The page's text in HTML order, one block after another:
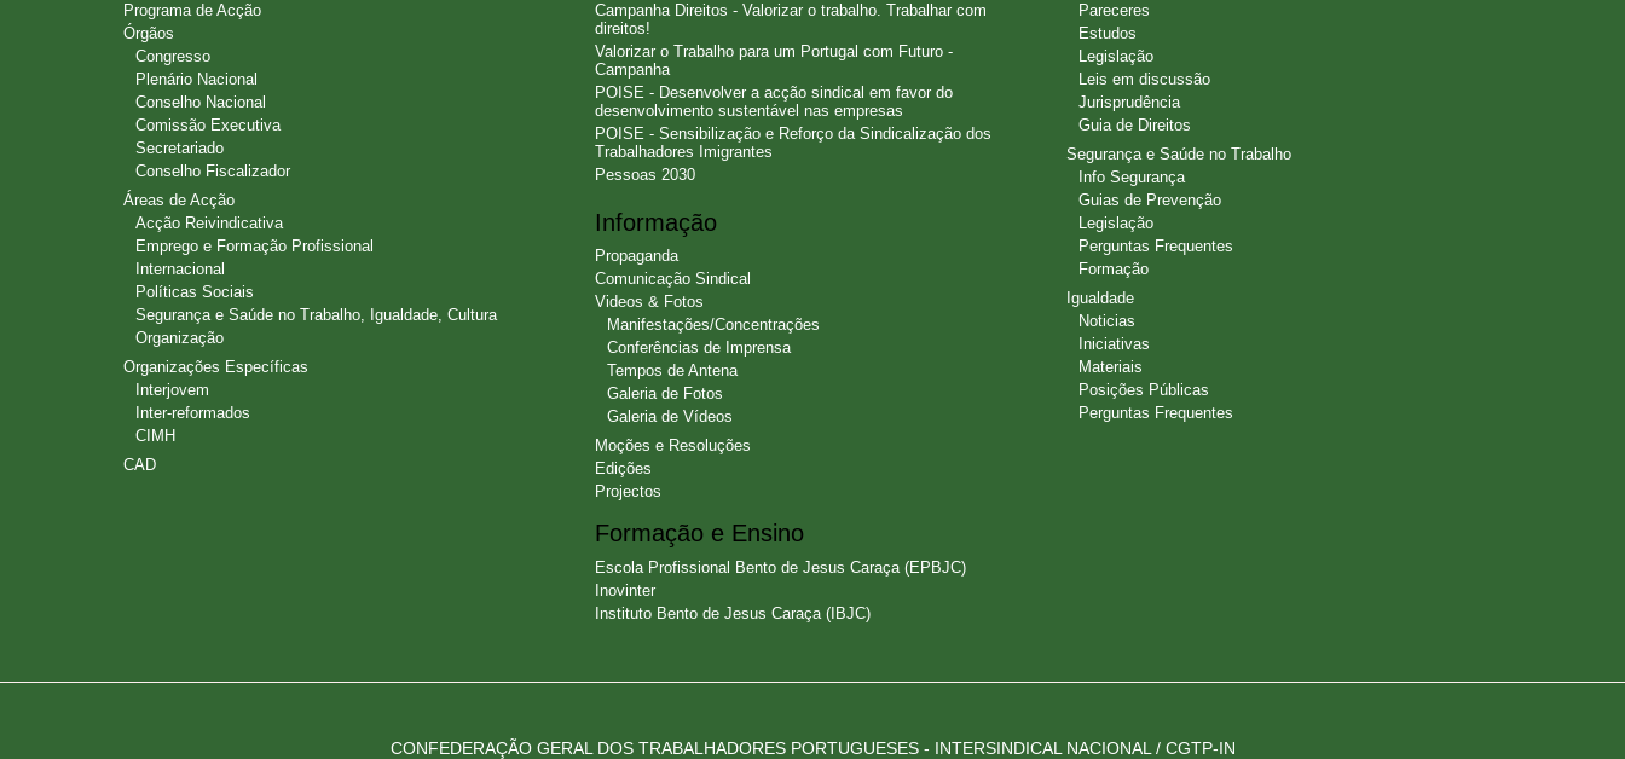
Programa de Acção
Órgãos
Congresso
Plenário Nacional
Conselho Nacional
Comissão Executiva
Secretariado
Conselho Fiscalizador
Áreas de Acção
Acção Reivindicativa
Emprego e Formação Profissional
Internacional
Políticas Sociais
Segurança e Saúde no Trabalho, Igualdade, Cultura
Organização
Organizações Específicas
Interjovem
Inter-reformados
CIMH
CAD
Campanha Direitos - Valorizar o trabalho. Trabalhar com
direitos!
Valorizar o Trabalho para um Portugal com Futuro -
Campanha
POISE - Desenvolver a acção sindical em favor do
desenvolvimento sustentável nas empresas
POISE - Sensibilização e Reforço da Sindicalização dos
Trabalhadores Imigrantes
Pessoas 2030
Informação
Propaganda
Comunicação Sindical
Videos & Fotos
Manifestações/Concentrações
Conferências de Imprensa
Tempos de Antena
Galeria de Fotos
Galeria de Vídeos
Moções e Resoluções
Edições
Projectos
Formação e Ensino
Escola Profissional Bento de Jesus Caraça (EPBJC)
Inovinter
Instituto Bento de Jesus Caraça (IBJC)
Pareceres
Estudos
Legislação
Leis em discussão
Jurisprudência
Guia de Direitos
Segurança e Saúde no Trabalho
Info Segurança
Guias de Prevenção
Legislação
Perguntas Frequentes
Formação
Igualdade
Noticias
Iniciativas
Materiais
Posições Públicas
Perguntas Frequentes
CONFEDERAÇÃO GERAL DOS TRABALHADORES PORTUGUESES - INTERSINDICAL NACIONAL / CGTP-IN